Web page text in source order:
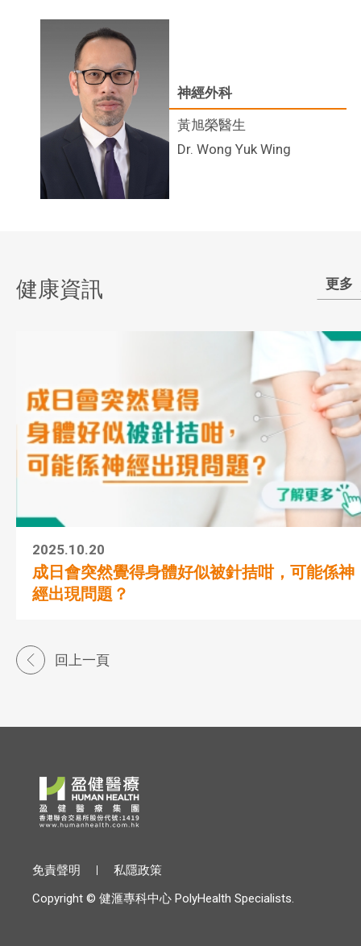
神經外科
黃旭榮醫生
Dr. Wong Yuk Wing
健康資訊 更多
2025.10.20
成日會突然覺得身體好似被針拮咁，可能係神
經出現問題？
回上一頁
免責聲明
私隱政策
Copyright © 健滙專科中心 PolyHealth Specialists.